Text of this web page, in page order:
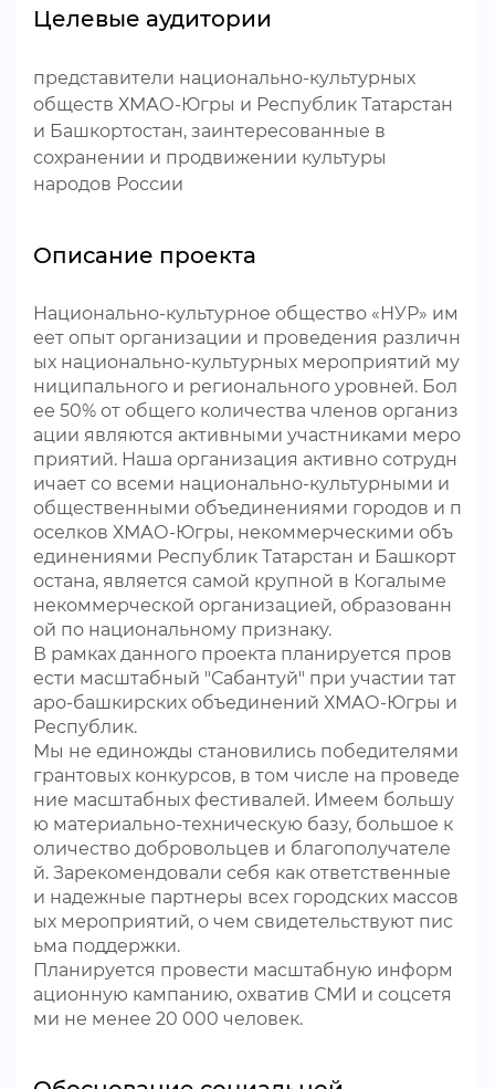
Целевые аудитории
представители национально-культурных
обществ ХМАО-Югры и Республик Татарстан
и Башкортостан, заинтересованные в
сохранении и продвижении культуры
народов России
Описание проекта
Национально-культурное общество «НУР» им
еет опыт организации и проведения различн
ых национально-культурных мероприятий му
ниципального и регионального уровней. Бол
ее 50% от общего количества членов организ
ации являются активными участниками меро
приятий. Наша организация активно сотрудн
ичает со всеми национально-культурными и
общественными объединениями городов и п
оселков ХМАО-Югры, некоммерческими объ
единениями Республик Татарстан и Башкорт
остана, является самой крупной в Когалыме
некоммерческой организацией, образованн
ой по национальному признаку.
В рамках данного проекта планируется пров
ести масштабный "Сабантуй" при участии тат
аро-башкирских объединений ХМАО-Югры и
Республик.
Мы не единожды становились победителями
грантовых конкурсов, в том числе на проведе
ние масштабных фестивалей. Имеем большу
ю материально-техническую базу, большое к
оличество добровольцев и благополучателе
й. Зарекомендовали себя как ответственные
и надежные партнеры всех городских массов
ых мероприятий, о чем свидетельствуют пис
ьма поддержки.
Планируется провести масштабную информ
ационную кампанию, охватив СМИ и соцсетя
ми не менее 20 000 человек.